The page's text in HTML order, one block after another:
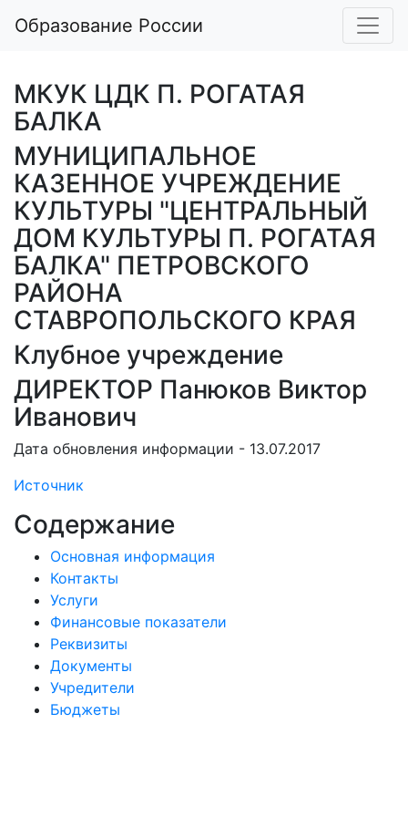
Образование России
МКУК ЦДК П. РОГАТАЯ
БАЛКА
МУНИЦИПАЛЬНОЕ
КАЗЕННОЕ УЧРЕЖДЕНИЕ
КУЛЬТУРЫ "ЦЕНТРАЛЬНЫЙ
ДОМ КУЛЬТУРЫ П. РОГАТАЯ
БАЛКА" ПЕТРОВСКОГО
РАЙОНА
СТАВРОПОЛЬСКОГО КРАЯ
Клубное учреждение
ДИРЕКТОР Панюков Виктор
Иванович
Дата обновления информации - 13.07.2017
Источник
Содержание
Основная информация
Контакты
Услуги
Финансовые показатели
Реквизиты
Документы
Учредители
Бюджеты